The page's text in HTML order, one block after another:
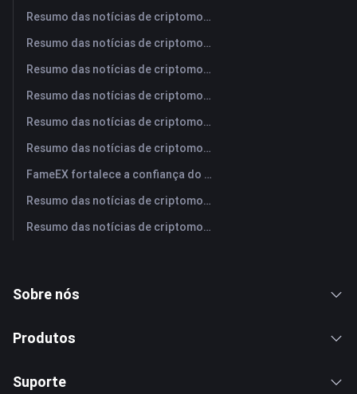
Resumo das notícias de criptomoedas da FameEX hoje | 5 de agosto de 2026
Resumo das notícias de criptomoedas da FameEX hoje | 4 de agosto de 2026
Resumo das notícias de criptomoedas da FameEX hoje | 3 de agosto de 2026
Resumo das notícias de criptomoedas da FameEX hoje | 31 de julho de 2026
Resumo das notícias de criptomoedas da FameEX hoje | 30 de julho de 2026
Resumo das notícias de criptomoedas da FameEX hoje | 29 de julho de 2026
FameEX fortalece a confiança do usuário por meio de oito anos de operações estáveis ​​e crescimento global
Resumo das notícias de criptomoedas da FameEX hoje | 28 de julho de 2026
Resumo das notícias de criptomoedas da FameEX hoje | 27 de julho de 2026
Sobre nós
Produtos
Suporte